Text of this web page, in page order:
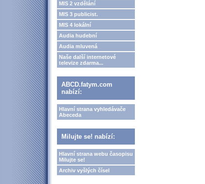
MIS 2 vzdělání
MIS 3 publicist.
MIS 4 lokální
Audia hudební
Audia mluvená
Naše další internetové
televize zdarma...
ABCD.fatym.com
nabízí:
Hlavní strana vyhledávače
Abeceda
Milujte se! nabízí:
Hlavní strana webu časopisu
Milujte se!
Archiv vyšlých čísel